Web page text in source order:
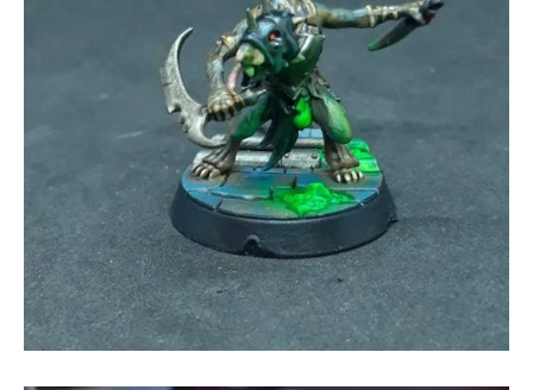
Figura de ser fantástico